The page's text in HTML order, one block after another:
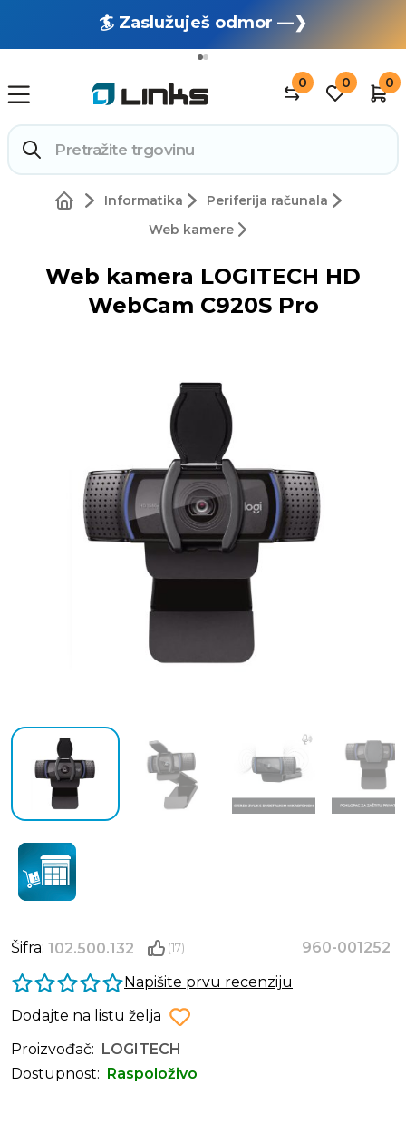
🏄 Zaslužuješ odmor —❯
🔥 OUTLET: TOTALNA RASPRODAJA —❯
0 0 0
Informatika
Periferija računala
Web kamere
Web kamera LOGITECH HD
WebCam C920S Pro
Šifra: 102.500.132 (17)
960-001252
Napišite prvu recenziju
Dodajte na listu želja
Proizvođač:
LOGITECH
Dostupnost:
Raspoloživo